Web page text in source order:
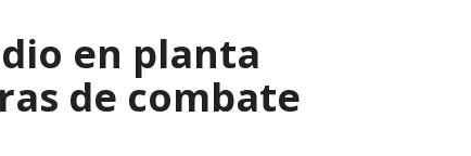
en planta
de combate